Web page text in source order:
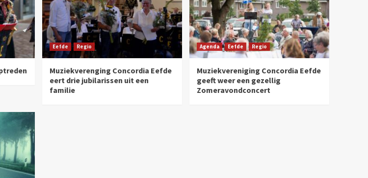
Eefde Regio
Muziekverenging Concordia Eefde
eert drie jubilarissen uit een
familie
Agenda Eefde Regio
Muziekvereniging Concordia Eefde
geeft weer een gezellig
Zomeravondconcert